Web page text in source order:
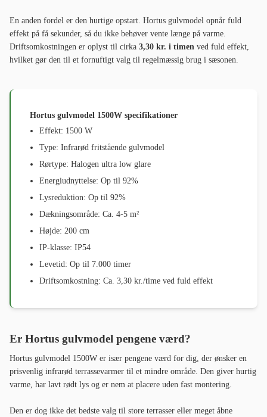
En anden fordel er den hurtige opstart. Hortus gulvmodel opnår fuld
effekt på få sekunder, så du ikke behøver vente længe på varme.
Driftsomkostningen er oplyst til cirka 3,30 kr. i timen ved fuld effekt,
hvilket gør den til et fornuftigt valg til regelmæssig brug i sæsonen.
Hortus gulvmodel 1500W specifikationer
Effekt: 1500 W
Type: Infrarød fritstående gulvmodel
Rørtype: Halogen ultra low glare
Energiudnyttelse: Op til 92%
Lysreduktion: Op til 92%
Dækningsområde: Ca. 4-5 m²
Højde: 200 cm
IP-klasse: IP54
Levetid: Op til 7.000 timer
Driftsomkostning: Ca. 3,30 kr./time ved fuld effekt
Er Hortus gulvmodel pengene værd?
Hortus gulvmodel 1500W er især pengene værd for dig, der ønsker en
prisvenlig infrarød terrassevarmer til et mindre område. Den giver hurtig
varme, har lavt rødt lys og er nem at placere uden fast montering.
Den er dog ikke det bedste valg til store terrasser eller meget åbne